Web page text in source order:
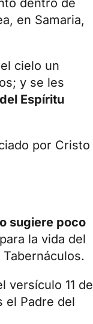
en Samaria,
cielo un
y se les
Espíritu
por Cristo
sugiere poco
la vida del
versículo 11 de
el Padre del